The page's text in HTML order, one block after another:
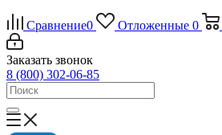
Сравнение0 Отложенные 0
Заказать звонок
8 (800) 302-06-85